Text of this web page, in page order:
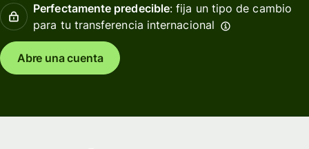
Perfectamente predecible: fija un tipo de cambio
para tu transferencia internacional
Abre una cuenta